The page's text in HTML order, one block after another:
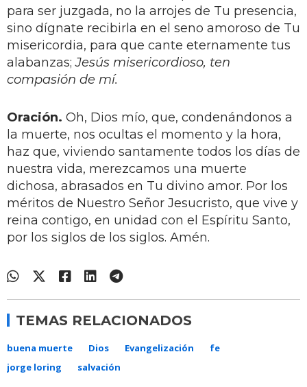
para ser juzgada, no la arrojes de Tu presencia,
sino dígnate recibirla en el seno amoroso de Tu
misericordia, para que cante eternamente tus
alabanzas;Jesús misericordioso, ten
compasión de mí.
Oración. Oh, Dios mío, que, condenándonos a
la muerte, nos ocultas el momento y la hora,
haz que, viviendo santamente todos los días de
nuestra vida, merezcamos una muerte
dichosa, abrasados en Tu divino amor. Por los
méritos de Nuestro Señor Jesucristo, que vive y
reina contigo, en unidad con el Espíritu Santo,
por los siglos de los siglos. Amén.
TEMAS RELACIONADOS
buena muerte Dios Evangelización
fe
jorge loring
salvación